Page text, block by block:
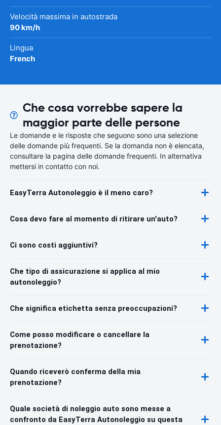
Velocità massima in autostrada
90 km/h
Lingua
French
Che cosa vorrebbe sapere la
maggior parte delle persone
Le domande e le risposte che seguono sono una selezione
delle domande più frequenti. Se la domanda non è elencata,
consultare la pagina delle domande frequenti. In alternativa
mettersi in contatto con noi.
EasyTerra Autonoleggio è il meno caro?
Cosa devo fare al momento di ritirare un'auto?
Ci sono costi aggiuntivi?
Che tipo di assicurazione si applica al mio
autonoleggio?
Che significa etichetta senza preoccupazioni?
Come posso modificare o cancellare la
prenotazione?
Quando riceverò conferma della mia
prenotazione?
Quale società di noleggio auto sono messe a
confronto da EasyTerra Autonoleggio su questa